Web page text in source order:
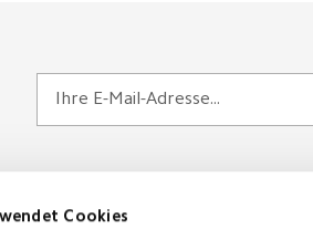
Cookies